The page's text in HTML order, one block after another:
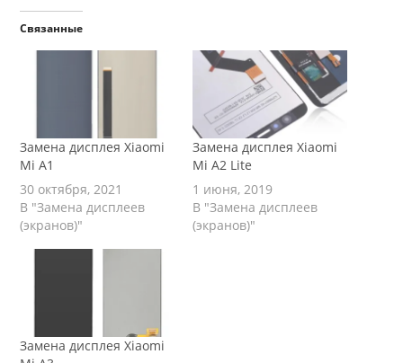
Связанные
Замена дисплея Xiaomi
Mi A1
30 октября, 2021
В "Замена дисплеев
(экранов)"
Замена дисплея Xiaomi
Mi A2 Lite
1 июня, 2019
В "Замена дисплеев
(экранов)"
Замена дисплея Xiaomi